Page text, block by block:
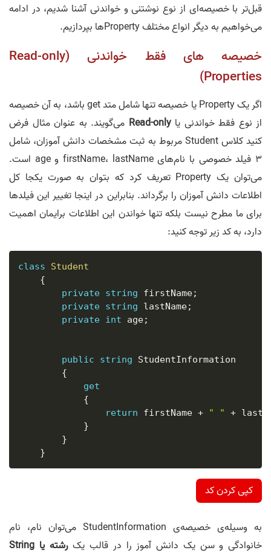
قبل‌تر با خصیصه‌ای از نوع نوشتنی و خواندنی آشنا شدیم، در ادامه
می‌خواهیم به دیگر انواع مختلف Property‌ها بپردازیم.
خصیصه‌ های فقط خواندنی (Read-only
Properties)
اگر یک Property یا خصیصه تنها شامل متد get باشد، به آن خصیصه
از نوع فقط خواندنی یاRead-only می‌گویند. به عنوان مثال فرض
کنید کلاس Student مربوط به ثبت مشخصات دانش آموزان، شامل
3 فیلد خصوصی با نام‌های firstName، lastName و age است.
می‌توان یک Property تعریف کرد که بتوان به صورت یکجا کل
اطلاعات دانش آموزان را برگرداند. بنابراین در اینجا تغییر این فیلدها
برای ما مطرح نیست بلکه تنها خواندن این اطلاعات برایمان اهمیت
دارد، به کد زیر توجه کنید:
class
Student
{
private string firstName;
private string lastName;
private int age;
public string StudentInformation
{
get
{
return firstName + " " +
}
}
}
کپی کردن کد
به وسیله‌ی خصیصه‌ی StudentInformation می‌توان نام، نام
خانوادگی و سن یک دانش آموز را در قالب یکرشته یا String